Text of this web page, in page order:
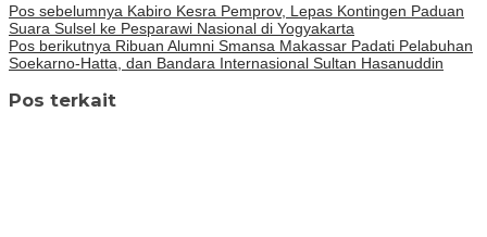
Pos sebelumnya Kabiro Kesra Pemprov, Lepas Kontingen Paduan
Suara Sulsel ke Pesparawi Nasional di Yogyakarta
Pos berikutnya Ribuan Alumni Smansa Makassar Padati Pelabuhan
Soekarno-Hatta, dan Bandara Internasional Sultan Hasanuddin
Pos terkait